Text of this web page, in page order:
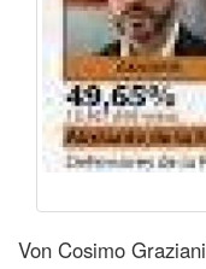
Von Cosimo Graziani